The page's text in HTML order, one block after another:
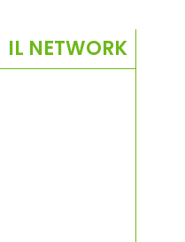
IL NETWORK